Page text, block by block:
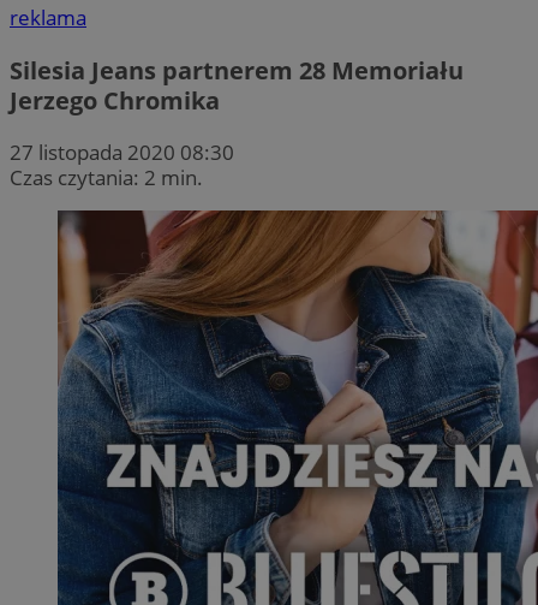
reklama
Silesia Jeans partnerem 28 Memoriału
Jerzego Chromika
27 listopada 2020 08:30
Czas czytania: 2 min.